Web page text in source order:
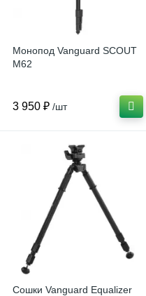
Монопод Vanguard SCOUT
M62
3 950 ₽ /шт
Сошки Vanguard Equalizer